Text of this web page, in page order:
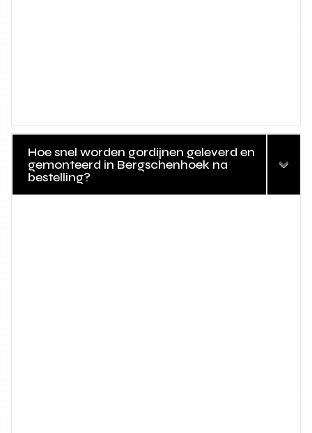
Hoe snel worden gordijnen geleverd en
gemonteerd in Bergschenhoek na
bestelling?